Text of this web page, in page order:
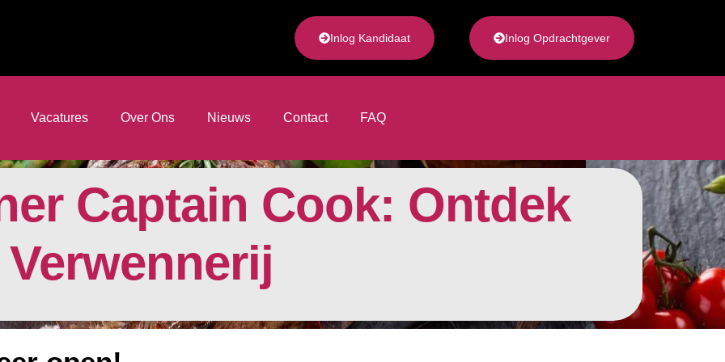
Inlog Kandidaat Inlog Opdrachtgever
Vacatures Over Ons Nieuws Contact FAQ
Captain Cook: Ontdek